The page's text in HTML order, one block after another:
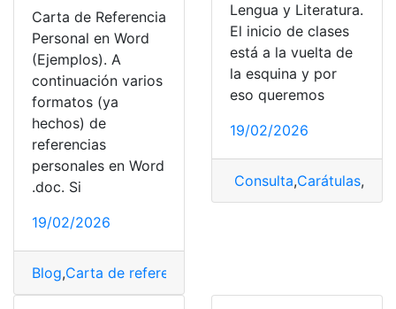
Carta de Referencia
Personal en Word
(Ejemplos). A
continuación varios
formatos (ya
hechos) de
referencias
personales en Word
.doc. Si
19/02/2026
Blog,Carta de referencia
Lengua y Literatura.
El inicio de clases
está a la vuelta de
la esquina y por
eso queremos
19/02/2026
Consulta,Carátulas,